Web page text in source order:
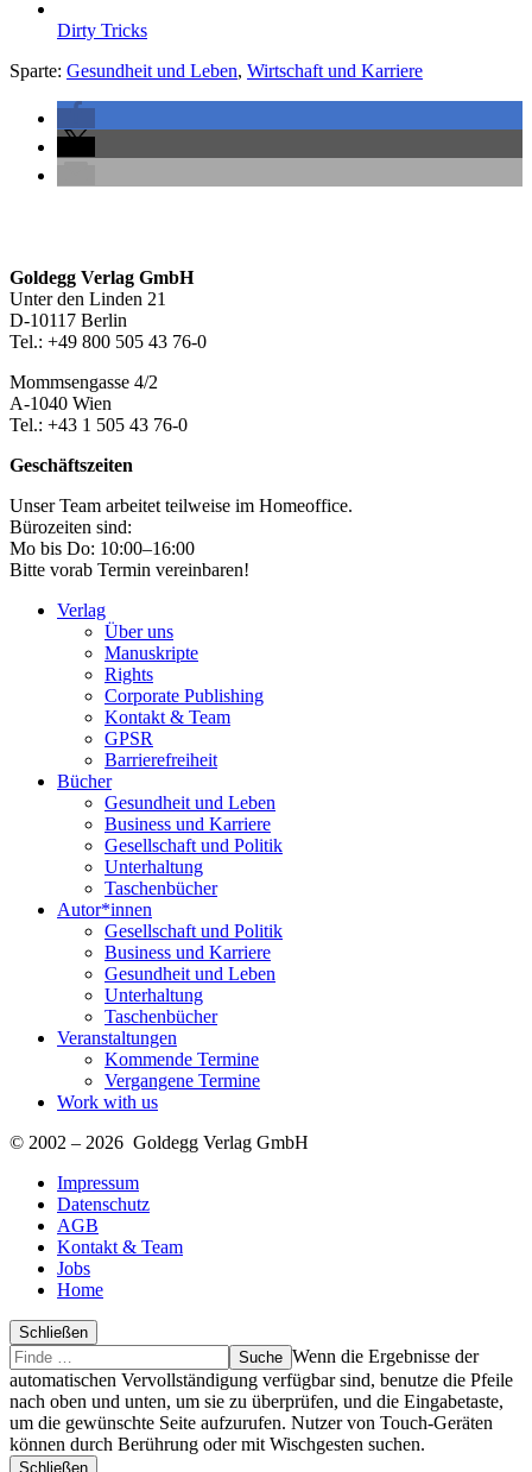
Dirty Tricks
Sparte: Gesundheit und Leben, Wirtschaft und Karriere
Footer-
Section
Goldegg Verlag GmbH
Unter den Linden 21
D-10117 Berlin
Tel.: +49 800 505 43 76-0
Mommsengasse 4/2
A-1040 Wien
Tel.: +43 1 505 43 76-0
Geschäftszeiten
Unser Team arbeitet teilweise im Homeoffice.
Bürozeiten sind:
Mo bis Do: 10:00–16:00
Bitte vorab Termin vereinbaren!
Verlag
Über uns
Manuskripte
Rights
Corporate Publishing
Kontakt & Team
GPSR
Barrierefreiheit
Bücher
Gesundheit und Leben
Business und Karriere
Gesellschaft und Politik
Unterhaltung
Taschenbücher
Autor*innen
Gesellschaft und Politik
Business und Karriere
Gesundheit und Leben
Unterhaltung
Taschenbücher
Veranstaltungen
Kommende Termine
Vergangene Termine
Work with us
© 2002 – 2026 Goldegg Verlag GmbH
Impressum
Datenschutz
AGB
Kontakt & Team
Jobs
Home
Schließen
Suche
Finde
…
Wenn die Ergebnisse der
automatischen Vervollständigung verfügbar sind, benutze die Pfeile
nach oben und unten, um sie zu überprüfen, und die Eingabetaste,
um die gewünschte Seite aufzurufen. Nutzer von Touch-Geräten
können durch Berührung oder mit Wischgesten suchen.
Schließen